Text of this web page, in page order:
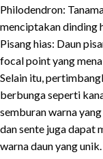
Philodendron:
menciptakan dinding
Pisang hias: Daun
focal point yang
Selain itu,
berbunga seperti
semburan warna
dan sente juga dapat
warna daun yang unik.